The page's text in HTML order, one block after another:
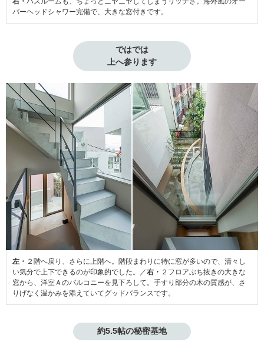
バーヘッドシャワー完備で、大きな窓付きです。
ではでは
上へ参ります
左・ ２階へ戻り、さらに上階へ。階段まわりに特に窓が多いので、清々し
い気分で上下できるのが印象的でした。／右・ ２フロアぶち抜きの大きな
窓から、洋室Ａのバルコニーを見下ろして。手すり部分の木の質感が、さ
りげなく温かみを添えていてグッドバランスです。
約5.5帖の秘密基地